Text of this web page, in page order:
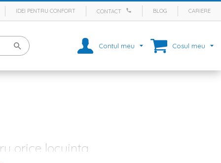
IDEI PENTRU CONFORT CONTACT BLOG CARIERE
Contul meu Cosul meu
orice locuinta